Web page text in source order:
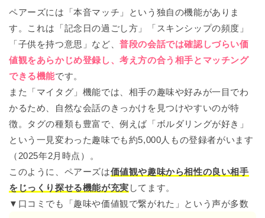
ペアーズには「本音マッチ」という独自の機能がありま
す。これは「記念日の過ごし方」「スキンシップの頻度」
「子供を持つ意思」など、普段の会話では確認しづらい価
値観をあらかじめ登録し、考え方の合う相手とマッチング
できる機能です。
また「マイタグ」機能では、相手の趣味や好みが一目でわ
かるため、自然な会話のきっかけを見つけやすいのが特
徴。タグの種類も豊富で、例えば「ボルダリングが好き」
という一見変わった趣味でも約5,000人もの登録者がいます
（2025年2月時点）。
このように、ペアーズは価値観や趣味から相性の良い相手
をじっくり探せる機能が充実 してます。
▼口コミでも「趣味や価値観で繋がれた」という声が多数